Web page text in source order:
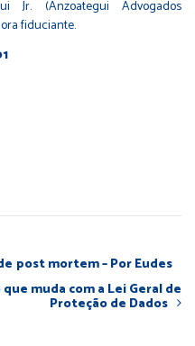
Jr. (Anzoategui Advogados
fiduciante.
post mortem – Por Eudes
muda com a Lei Geral de
Proteção de Dados